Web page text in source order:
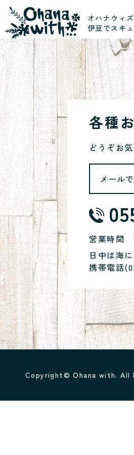
オハナウィ
伊豆でスキ
各種
どうぞお
メール
営業時間
日中は海
携帯電話(
Copyright© Ohana with. All